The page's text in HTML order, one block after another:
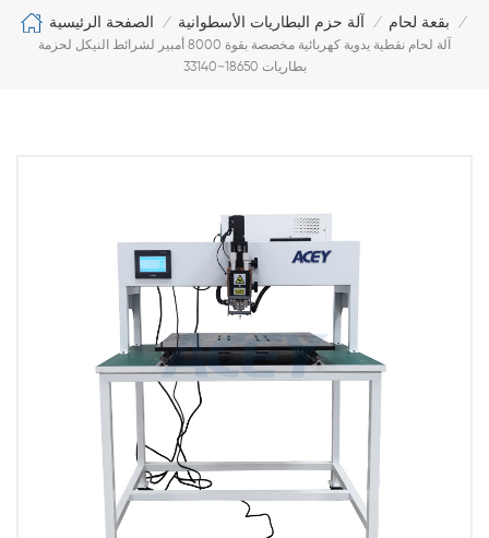
الصفحة الرئيسية / آلة حزم البطاريات الأسطوانية / بقعة لحام
/
آلة لحام نقطية يدوية كهربائية مخصصة بقوة 8000 أمبير لشرائط النيكل لحزمة
بطاريات 18650~33140